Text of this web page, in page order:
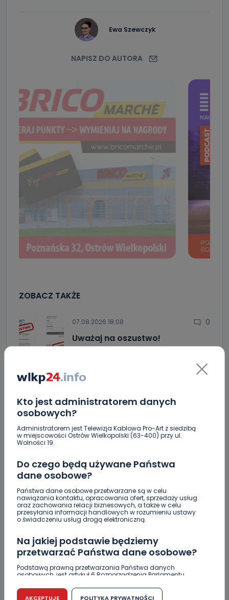
Kto jest administratorem danych
osobowych?
Administratorem jest Telewizja Kablowa Pro-Art z siedzibą
w miejscowości Ostrów Wielkopolski (63-400) przy ul.
Wolności 19.
Do czego będą używane Państwa
dane osobowe?
Państwa dane osobowe przetwarzane są w celu
nawiązania kontaktu, opracowania ofert, sprzedaży usług
oraz zachowania relacji biznesowych, a także w celu
przesyłania informacji handlowych w rozumieniu ustawy
o świadczeniu usług drogą elektroniczną.
Na jakiej podstawie będziemy
przetwarzać Państwa dane osobowe?
Podstawą prawną przetwarzania Państwa danych
osobowych, jest artykuł 6 Rozporządzenia Parlamentu
r. w sprawie ochrony osób fizycznych w związku z
przetwarzaniem danych osobowych w sprawie
AKCEPTUJE POLITYKA PRYWATNOŚCI
Ewa Szewczyk
NAPISZ DO AUTORA
ZOBACZ TAKŻE
07.08.2026 18:08 0
Uważaj na oszustwo!
07.08.2026 17:18
Jak wybrać prostownicę do
włosów…
07.08.2026 17:17
do…
Zatrzymany w Sośniach. Za połamane tablice
Nowe ustalenia w sprawie OZC. Kto spełnił warunki
przetargu, a kto próbował wrócić do gry?
Czy aquapark w Ostrowie powinien powstać?
Rozpoczęły się konsultacje
"Łącznik" w remoncie. Urząd miejski będzie